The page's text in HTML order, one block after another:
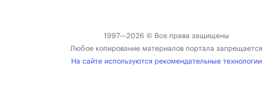
1997—2026 © Все права защищены
Любое копирование материалов портала запрещается
На сайте используются рекомендательные технологии